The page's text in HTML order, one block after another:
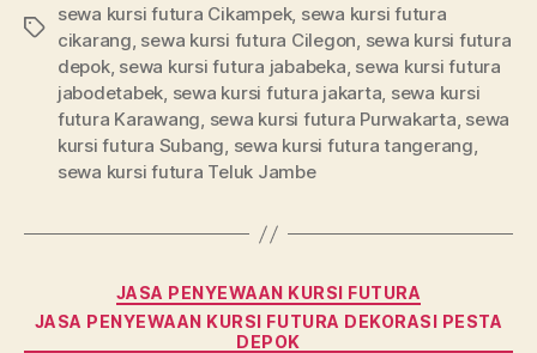
Tag
sewa kursi futura Cikampek, sewa kursi futura
cikarang, sewa kursi futura Cilegon, sewa kursi futura
depok, sewa kursi futura jababeka, sewa kursi futura
jabodetabek, sewa kursi futura jakarta, sewa kursi
futura Karawang, sewa kursi futura Purwakarta, sewa
kursi futura Subang, sewa kursi futura tangerang,
sewa kursi futura Teluk Jambe
Kategori
JASA PENYEWAAN KURSI FUTURA
JASA PENYEWAAN KURSI FUTURA DEKORASI PESTA
DEPOK